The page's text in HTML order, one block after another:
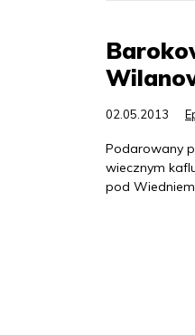
02.05.2013
Podarowany
wiecznym
pod